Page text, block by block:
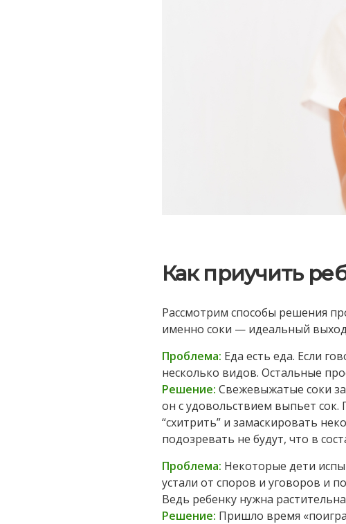
Как приучить
Рассмотрим способы решения
именно соки — идеальный
Проблема: Еда есть еда. Если
несколько видов. Остальные
Решение: Свежевыжатые соки
он с удовольствием выпьет
“схитрить” и замаскировать
подозревать не будут, что в
Проблема: Некоторые дети
устали от споров и уговоров и
Ведь ребенку нужна
Решение: Пришло время